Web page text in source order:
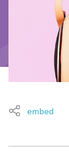
embed